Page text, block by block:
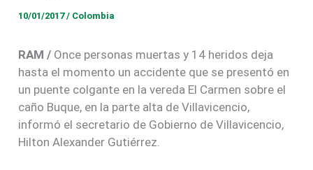
10/01/2017/ Colombia
RAM / Once personas muertas y 14 heridos deja
hasta el momento un accidente que se presentó en
un puente colgante en la vereda El Carmen sobre el
caño Buque, en la parte alta de Villavicencio,
informó el secretario de Gobierno de Villavicencio,
Hilton Alexander Gutiérrez.